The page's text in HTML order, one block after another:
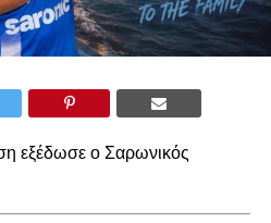
εξέδωσε ο Σαρωνικός